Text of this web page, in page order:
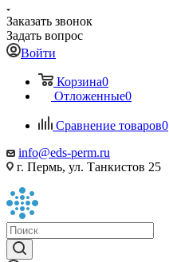
Заказать звонок
Задать вопрос
Войти
Корзина0
Отложенные0
Сравнение товаров0
info@eds-perm.ru
г. Пермь, ул. Танкистов 25